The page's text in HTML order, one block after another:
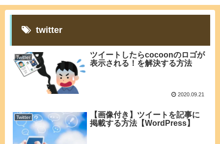
twitter
Twitter
ツイートしたらcocoonのロゴが
表示される！を解決する方法
2020.09.21
Twitter
【画像付き】ツイートを記事に
掲載する方法【WordPress】